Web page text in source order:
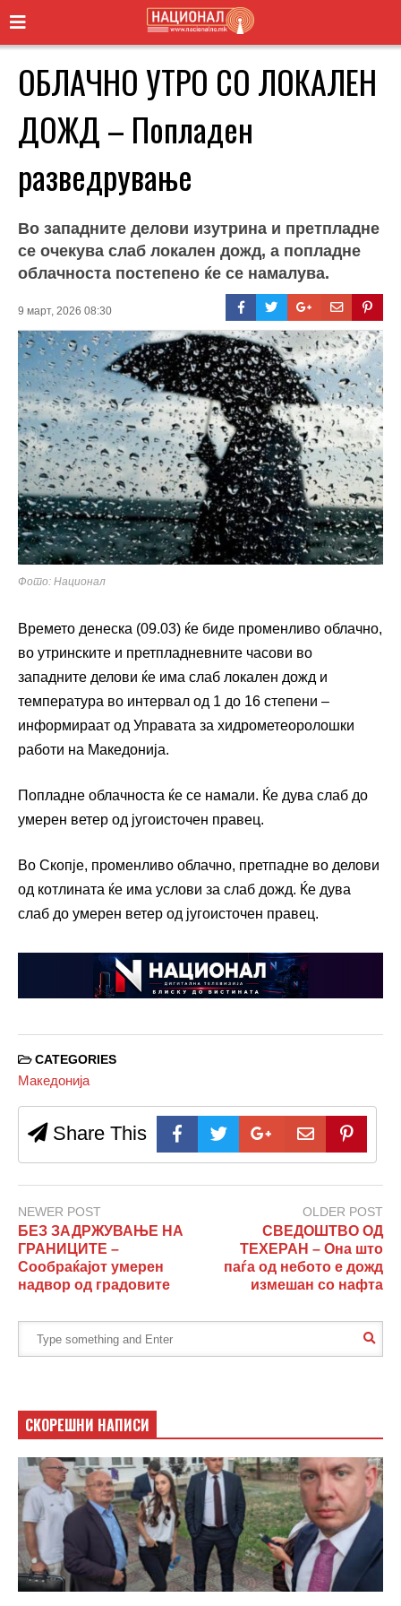
ОБЛАЧНО УТРО СО ЛОКАЛЕН
ДОЖД – Попладен
разведрување
Во западните делови изутрина и претпладне
се очекува слаб локален дожд, а попладне
облачноста постепено ќе се намалува.
9 март, 2026 08:30
Фото: Национал
Времето денеска (09.03) ќе биде променливо облачно,
во утринските и претпладневните часови во
западните делови ќе има слаб локален дожд и
температура во интервал од 1 до 16 степени –
информираат од Управата за хидрометеоролошки
работи на Македонија.
Попладне облачноста ќе се намали. Ќе дува слаб до
умерен ветер од југоисточен правец.
Во Скопје, променливо облачно, претпадне во делови
од котлината ќе има услови за слаб дожд. Ќе дува
слаб до умерен ветер од југоисточен правец.
CATEGORIES
Македонија
Share This
NEWER POST
БЕЗ ЗАДРЖУВАЊЕ НА
ГРАНИЦИТЕ –
Сообраќајот умерен
надвор од градовите
OLDER POST
СВЕДОШТВО ОД
ТЕХЕРАН – Она што
паѓа од небото е дожд
измешан со нафта
СКОРЕШНИ НАПИСИ